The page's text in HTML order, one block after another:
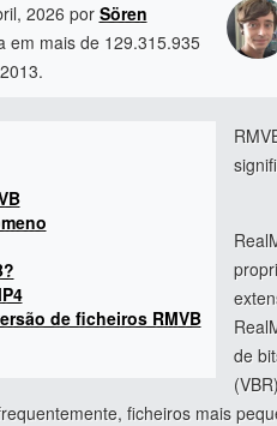
2026 porSören
em mais de 129.315.935
de ficheiros RMVB
de
ficheiros mais